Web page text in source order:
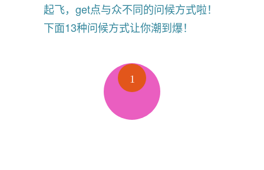
起飞，get点与众不同的问候方式啦！
下面13种问候方式让你潮到爆！
1